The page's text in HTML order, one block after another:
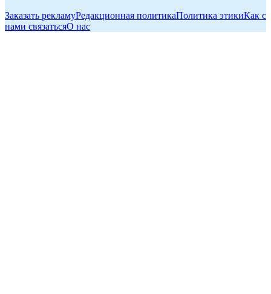
Заказать рекламуРедакционная политикаПолитика этикиКак с
нами связатьсяО нас